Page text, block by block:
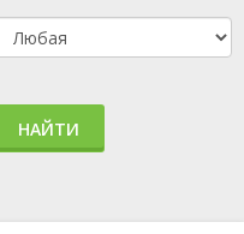
НАЙТИ